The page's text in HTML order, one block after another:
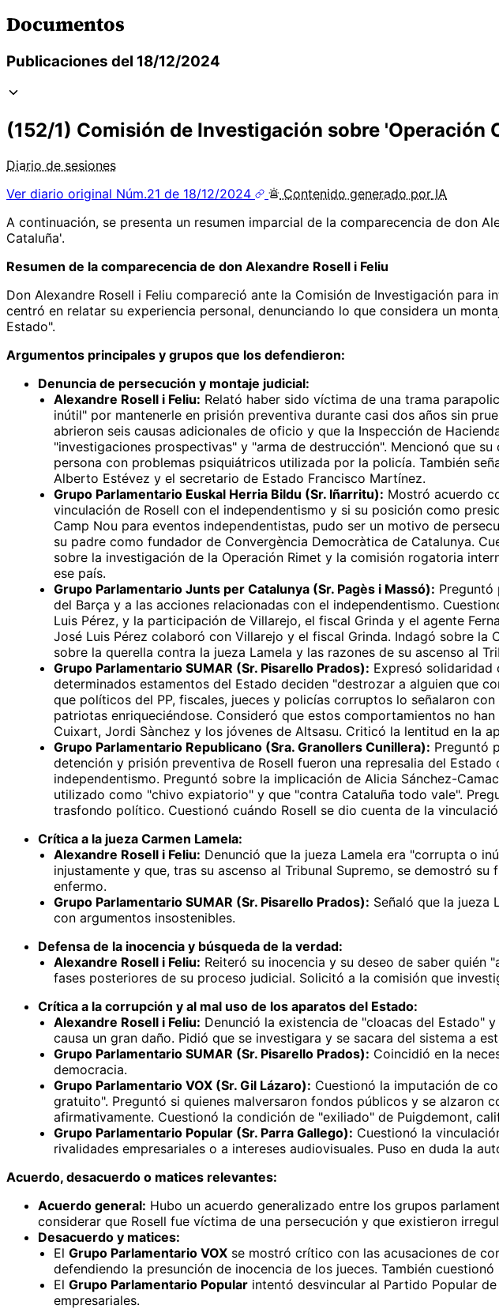
Documentos
Publicaciones del 18/12/2024
(152/1) Comisión de Investigación sobre 'Operación
Diario de sesiones
Ver diario original Núm.21 de 18/12/2024 Contenido generado por IA
A continuación, se presenta un resumen imparcial de la comparecencia de don
Cataluña'.
Resumen de la comparecencia de don Alexandre Rosell i Feliu
Don Alexandre Rosell i Feliu compareció ante la Comisión de Investigación para
centró en relatar su experiencia personal, denunciando lo que considera un
Estado".
Argumentos principales y grupos que los defendieron:
Denuncia de persecución y montaje judicial:
Alexandre Rosell i Feliu: Relató haber sido víctima de una trama
inútil" por mantenerle en prisión preventiva durante casi dos años sin
abrieron seis causas adicionales de oficio y que la Inspección de
"investigaciones prospectivas" y "arma de destrucción". Mencionó que
persona con problemas psiquiátricos utilizada por la policía. También
Alberto Estévez y el secretario de Estado Francisco Martínez.
Grupo Parlamentario Euskal Herria Bildu (Sr. Iñarritu): Mostró acuerdo
vinculación de Rosell con el independentismo y si su posición como
Camp Nou para eventos independentistas, pudo ser un motivo de
su padre como fundador de Convergència Democràtica de Catalunya.
sobre la investigación de la Operación Rimet y la comisión rogatoria
ese país.
Grupo Parlamentario Junts per Catalunya (Sr. Pagès i Massó): Preguntó
del Barça y a las acciones relacionadas con el independentismo.
Luis Pérez, y la participación de Villarejo, el fiscal Grinda y el agente
José Luis Pérez colaboró con Villarejo y el fiscal Grinda. Indagó sobre
sobre la querella contra la jueza Lamela y las razones de su ascenso al
Grupo Parlamentario SUMAR (Sr. Pisarello Prados): Expresó solidaridad
determinados estamentos del Estado deciden "destrozar a alguien que
que políticos del PP, fiscales, jueces y policías corruptos lo señalaron
patriotas enriqueciéndose. Consideró que estos comportamientos no
Cuixart, Jordi Sànchez y los jóvenes de Altsasu. Criticó la lentitud en la
Grupo Parlamentario Republicano (Sra. Granollers Cunillera): Preguntó
detención y prisión preventiva de Rosell fueron una represalia del
independentismo. Preguntó sobre la implicación de Alicia Sánchez-
utilizado como "chivo expiatorio" y que "contra Cataluña todo vale".
trasfondo político. Cuestionó cuándo Rosell se dio cuenta de la
Crítica a la jueza Carmen Lamela:
Alexandre Rosell i Feliu: Denunció que la jueza Lamela era "corrupta o
injustamente y que, tras su ascenso al Tribunal Supremo, se demostró
enfermo.
Grupo Parlamentario SUMAR (Sr. Pisarello Prados): Señaló que la jueza
con argumentos insostenibles.
Defensa de la inocencia y búsqueda de la verdad:
Alexandre Rosell i Feliu: Reiteró su inocencia y su deseo de saber
fases posteriores de su proceso judicial. Solicitó a la comisión que
Crítica a la corrupción y al mal uso de los aparatos del Estado:
Alexandre Rosell i Feliu: Denunció la existencia de "cloacas del Estado"
causa un gran daño. Pidió que se investigara y se sacara del sistema a
Grupo Parlamentario SUMAR (Sr. Pisarello Prados): Coincidió en la
democracia.
Grupo Parlamentario VOX (Sr. Gil Lázaro): Cuestionó la imputación de
gratuito". Preguntó si quienes malversaron fondos públicos y se alzaron
afirmativamente. Cuestionó la condición de "exiliado" de Puigdemont,
Grupo Parlamentario Popular (Sr. Parra Gallego): Cuestionó la
rivalidades empresariales o a intereses audiovisuales. Puso en duda la
Acuerdo, desacuerdo o matices relevantes:
Acuerdo general: Hubo un acuerdo generalizado entre los grupos
considerar que Rosell fue víctima de una persecución y que existieron
Desacuerdo y matices:
El Grupo Parlamentario VOX se mostró crítico con las acusaciones de
defendiendo la presunción de inocencia de los jueces. También
El Grupo Parlamentario Popular intentó desvincular al Partido Popular
empresariales.